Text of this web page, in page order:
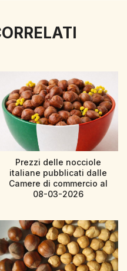
Prezzi delle nocciole
italiane pubblicati dalle
Camere di commercio al
08-03-2026